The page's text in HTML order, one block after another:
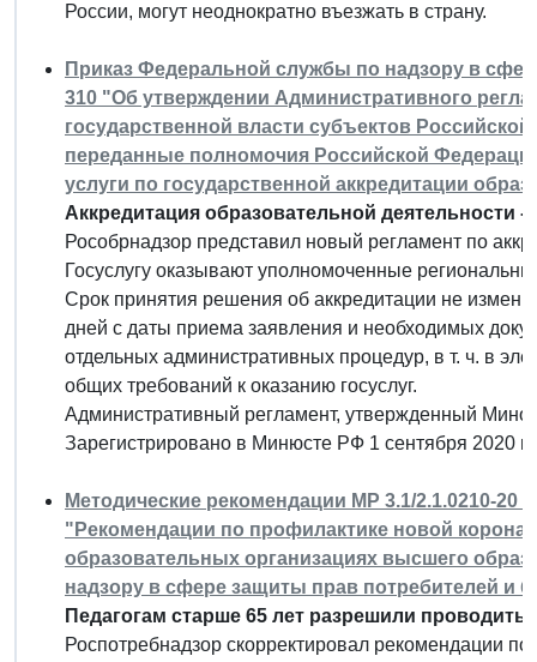
России, могут неоднократно въезжать в страну.
Приказ Федеральной службы по надзору в
310 "Об утверждении Административного
государственной власти субъектов
переданные полномочия Российской
услуги по государственной аккредитации
Аккредитация образовательной деятельности -
Рособрнадзор представил новый регламент по
Госуслугу оказывают уполномоченные
Срок принятия решения об аккредитации не
дней с даты приема заявления и необходимых
отдельных административных процедур, в т. ч. в
общих требований к оказанию госуслуг.
Административный регламент, утвержденный
Зарегистрировано в Минюсте РФ 1 сентября 2020
Методические рекомендации МР 3.1/2.1.0210-20
"Рекомендации по профилактике новой
образовательных организациях высшего
надзору в сфере защиты прав потребителей и
Педагогам старше 65 лет разрешили проводить
Роспотребнадзор скорректировал рекомендации